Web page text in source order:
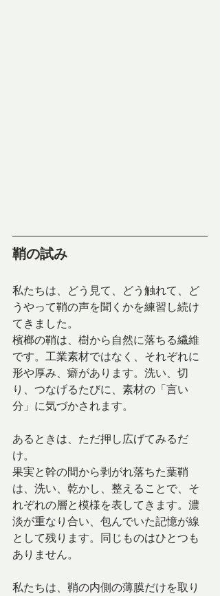
鞘の試み
私たちは、どう見て、どう触れて、ど
うやって鞘の声を聞くかを練習し続け
てきました。
檳榔の鞘は、樹から自然に落ちる繊維
です。工業素材ではなく、それぞれに
形や厚み、癖があります。洗い、切
り、つなげるたびに、素材の「言い
分」に気づかされます。
あるときは、ただ押し広げてみるだ
け。
果実と幹の間から剥がれ落ちた葉鞘
は、洗い、乾かし、整えることで、そ
れぞれの層と模様を表してきます。濃
淡が重なり合い、包んでいた記憶が線
として残ります。同じものはひとつも
ありません。
私たちは、鞘の内側の薄膜だけを取り